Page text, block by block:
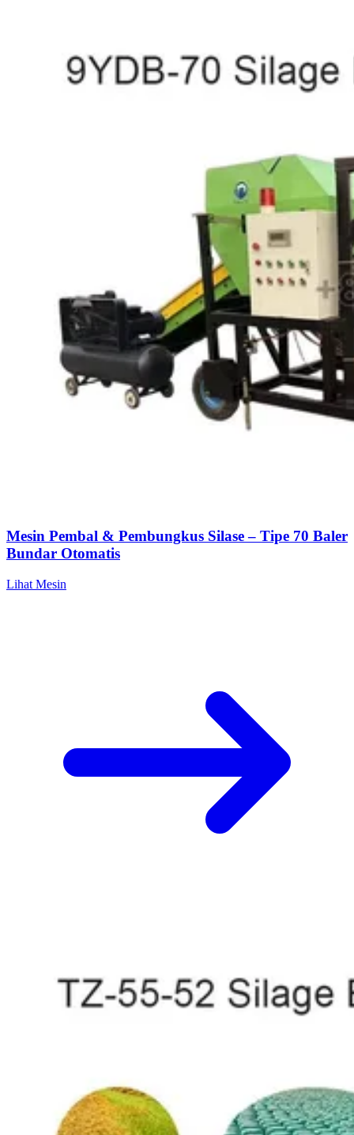
Mesin Pembal & Pembungkus Silase – Tipe 70 Baler
Bundar Otomatis
Lihat Mesin